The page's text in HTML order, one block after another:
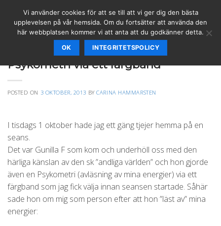
content
Psykometri via ett färgband
POSTED ON 3 OKTOBER, 2013 BYCARINA HAMMARSTEN
I tisdags 1 oktober hade jag ett gäng tjejer hemma på en
seans.
Det var Gunilla F som kom och underhöll oss med den
härliga känslan av den sk ”andliga världen” och hon gjorde
även en Psykometri (avläsning av mina energier) via ett
färgband som jag fick välja innan seansen startade. Såhär
sade hon om mig som person efter att hon ”läst av” mina
energier:
Vi använder cookies för att se till att vi ger dig den bästa
upplevelsen på vår hemsida. Om du fortsätter att använda den
här webbplatsen kommer vi att anta att du godkänner detta.
OK INTEGRITETSPOLICY